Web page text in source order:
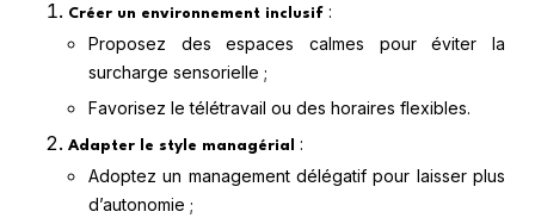
Créer un environnement inclusif :
Proposez des espaces calmes pour éviter la
surcharge sensorielle ;
Favorisez le télétravail ou des horaires flexibles.
Adapter le style managérial
:
Adoptez un management délégatif pour laisser plus
d’autonomie ;